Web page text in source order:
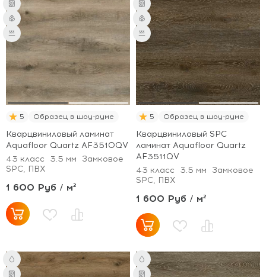
5 Образец в шоу-руме
Кварцвиниловый ламинат
Aquafloor Quartz AF3510QV
43 класс
3.5 мм
Замковое
SPC, ПВХ
1 600 Руб / м²
5 Образец в шоу-руме
Кварцвиниловый SPC
ламинат Aquafloor Quartz
AF3511QV
43 класс
3.5 мм
Замковое
SPC, ПВХ
1 600 Руб / м²